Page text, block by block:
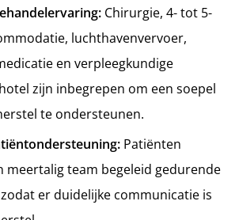
Chirurgie, 4- tot 5-
luchthavenvervoer,
en verpleegkundige
zijn inbegrepen om een soepel
te ondersteunen.
Patiënten
meertalig team begeleid gedurende
er duidelijke communicatie is